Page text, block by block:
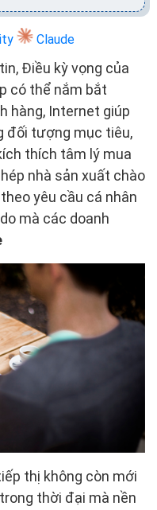
Claude
Điều kỳ vọng của
có thể nắm bắt
hàng, Internet giúp
đối tượng mục tiêu,
thích tâm lý mua
nhà sản xuất chào
yêu cầu cá nhân
mà các doanh
thị không còn mới
thời đại mà nền